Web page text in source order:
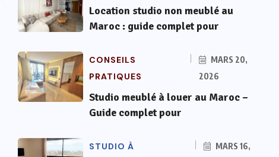
Location studio non meublé au
Maroc : guide complet pour
CONSEILS
PRATIQUES
MARS 20,
2026
Studio meublé à louer au Maroc –
Guide complet pour
STUDIO À
MARS 16,